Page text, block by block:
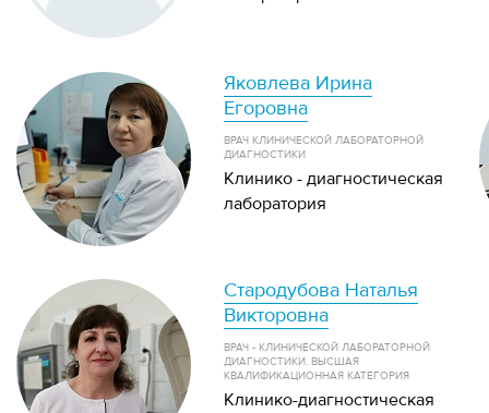
Яковлева Ирина
Егоровна
ВРАЧ КЛИНИЧЕСКОЙ ЛАБОРАТОРНОЙ
ДИАГНОСТИКИ
Клинико - диагностическая
лаборатория
Стародубова Наталья
Викторовна
ВРАЧ - КЛИНИЧЕСКОЙ ЛАБОРАТОРНОЙ
ДИАГНОСТИКИ. ВЫСШАЯ
КВАЛИФИКАЦИОННАЯ КАТЕГОРИЯ
Клинико-диагностическая